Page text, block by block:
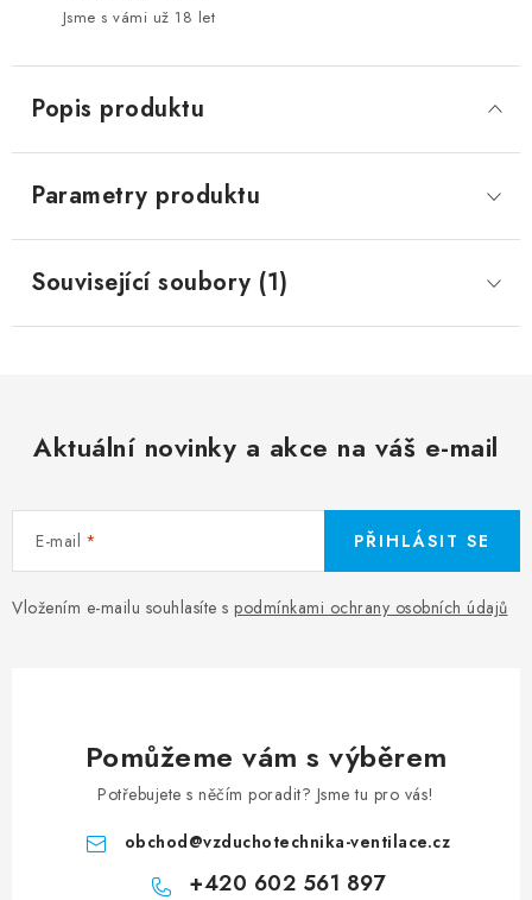
Jsme s vámi už 18 let
Popis produktu
Parametry produktu
Související soubory (1)
Aktuální novinky a akce na váš e-mail
E-mail
Vložením e-mailu souhlasíte s podmínkami ochrany osobních údajů
PŘIHLÁSIT SE
Pomůžeme vám s výběrem
Potřebujete s něčím poradit? Jsme tu pro vás!
obchod@vzduchotechnika-ventilace.cz
+420 602 561 897